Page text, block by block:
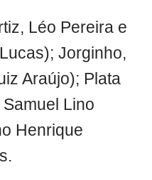
Léo Pereira e
Jorginho,
Araújo); Plata
Lino
Henrique